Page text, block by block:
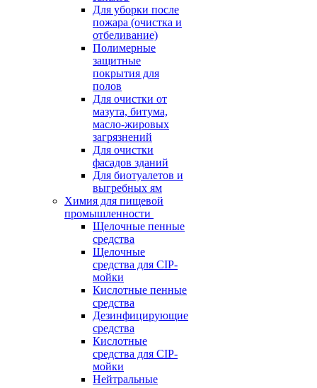
Для уборки после
пожара (очистка и
отбеливание)
Полимерные
защитные
покрытия для
полов
Для очистки от
мазута, битума,
масло-жировых
загрязнений
Для очистки
фасадов зданий
Для биотуалетов и
выгребных ям
Химия для пищевой
промышленности
Щелочные пенные
средства
Щелочные
средства для CIP-
мойки
Кислотные пенные
средства
Дезинфицирующие
средства
Кислотные
средства для CIP-
мойки
Нейтральные